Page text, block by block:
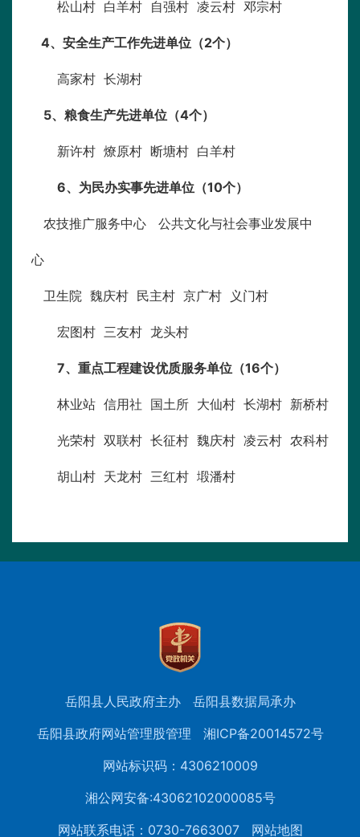
松山村 白羊村 自强村 凌云村 邓宗村
4、安全生产工作先进单位（2个）
高家村 长湖村
5、 粮食生产先进单位（4个）
新许村 燎原村 断塘村 白羊村
6、 为民办实事先进单位（10个）
农技推广服务中心 公共文化与社会事业发展中
心
卫生院 魏庆村 民主村 京广村 义门村
宏图村 三友村 龙头村
7、 重点工程建设优质服务单位（16个）
林业站 信用社 国土所 大仙村 长湖村 新桥村
光荣村 双联村 长征村 魏庆村 凌云村 农科村
胡山村 天龙村 三红村 塅潘村
岳阳县人民政府主办
岳阳县数据局承办
岳阳县政府网站管理股管理
湘ICP备20014572号
网站标识码：4306210009
湘公网安备:43062102000085号
网站联系电话：0730-7663007
网站地图